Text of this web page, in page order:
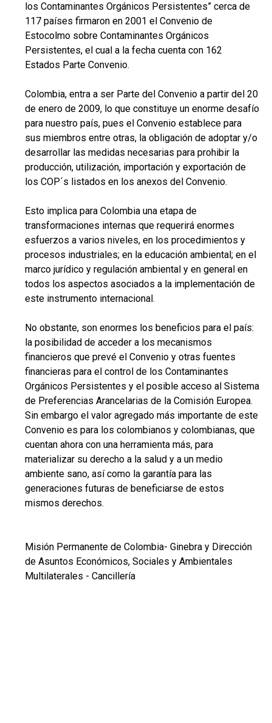
los Contaminantes Orgánicos Persistentes” cerca de
117 países firmaron en 2001 el Convenio de
Estocolmo sobre Contaminantes Orgánicos
Persistentes, el cual a la fecha cuenta con 162
Estados Parte Convenio.
Colombia, entra a ser Parte del Convenio a partir del 20
de enero de 2009, lo que constituye un enorme desafío
para nuestro país, pues el Convenio establece para
sus miembros entre otras, la obligación de adoptar y/o
desarrollar las medidas necesarias para prohibir la
producción, utilización, importación y exportación de
los COP´s listados en los anexos del Convenio.
Esto implica para Colombia una etapa de
transformaciones internas que requerirá enormes
esfuerzos a varios niveles, en los procedimientos y
procesos industriales; en la educación ambiental; en el
marco jurídico y regulación ambiental y en general en
todos los aspectos asociados a la implementación de
este instrumento internacional.
No obstante, son enormes los beneficios para el país:
la posibilidad de acceder a los mecanismos
financieros que prevé el Convenio y otras fuentes
financieras para el control de los Contaminantes
Orgánicos Persistentes y el posible acceso al Sistema
de Preferencias Arancelarias de la Comisión Europea.
Sin embargo el valor agregado más importante de este
Convenio es para los colombianos y colombianas, que
cuentan ahora con una herramienta más, para
materializar su derecho a la salud y a un medio
ambiente sano, así como la garantía para las
generaciones futuras de beneficiarse de estos
mismos derechos.
Misión Permanente de Colombia- Ginebra y Dirección
de Asuntos Económicos, Sociales y Ambientales
Multilaterales - Cancillería